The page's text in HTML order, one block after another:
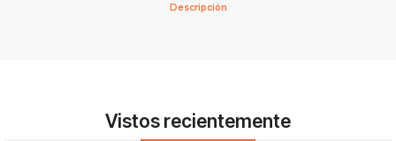
Descripción
Vistos recientemente